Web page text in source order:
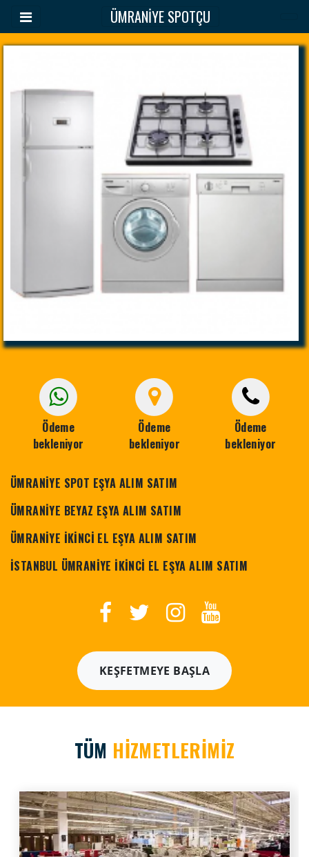
ÜMRANİYE SPOTÇU
Ödeme
bekleniyor
Ödeme
bekleniyor
Ödeme
bekleniyor
ÜMRANİYE SPOT EŞYA ALIM SATIM
ÜMRANİYE BEYAZ EŞYA ALIM SATIM
ÜMRANİYE İKİNCİ EL EŞYA ALIM SATIM
İSTANBUL ÜMRANİYE İKİNCİ EL EŞYA ALIM SATIM
KEŞFETMEYE BAŞLA
TÜM HİZMETLERİMİZ